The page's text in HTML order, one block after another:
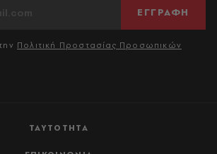
ΤΑΥΤΟΤΗΤΑ
ΕΓΓΡΑΦΗ
Πολιτική Προστασίας Προσωπικών